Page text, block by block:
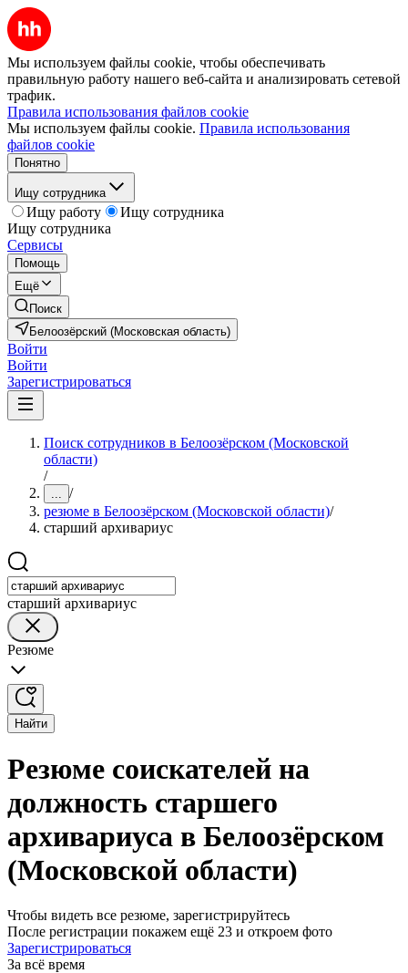
Мы используем файлы cookie, чтобы обеспечивать
правильную работу нашего веб-сайта и анализировать сетевой
трафик.
Правила использования файлов cookie
Мы используем файлы cookie. Правила использования
файлов cookie
Понятно
Ищу сотрудника
Ищу работу
Ищу сотрудника
Ищу сотрудника
Сервисы
Помощь
Ещё
Поиск
Белоозёрский (Московская область)
Войти
Войти
Зарегистрироваться
Поиск сотрудников в Белоозёрском (Московской
области)
/
... /
резюме в Белоозёрском (Московской области)/
старший архивариус
старший архивариус
Резюме
Найти
Резюме соискателей на
должность старшего
архивариуса в Белоозёрском
(Московской области)
Чтобы видеть все резюме, зарегистрируйтесь
После регистрации покажем ещё 23 и откроем фото
Зарегистрироваться
За всё время